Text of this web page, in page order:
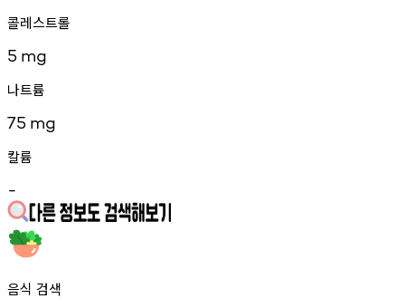
콜레스트롤
5 mg
나트륨
75 mg
칼륨
-
음식 검색